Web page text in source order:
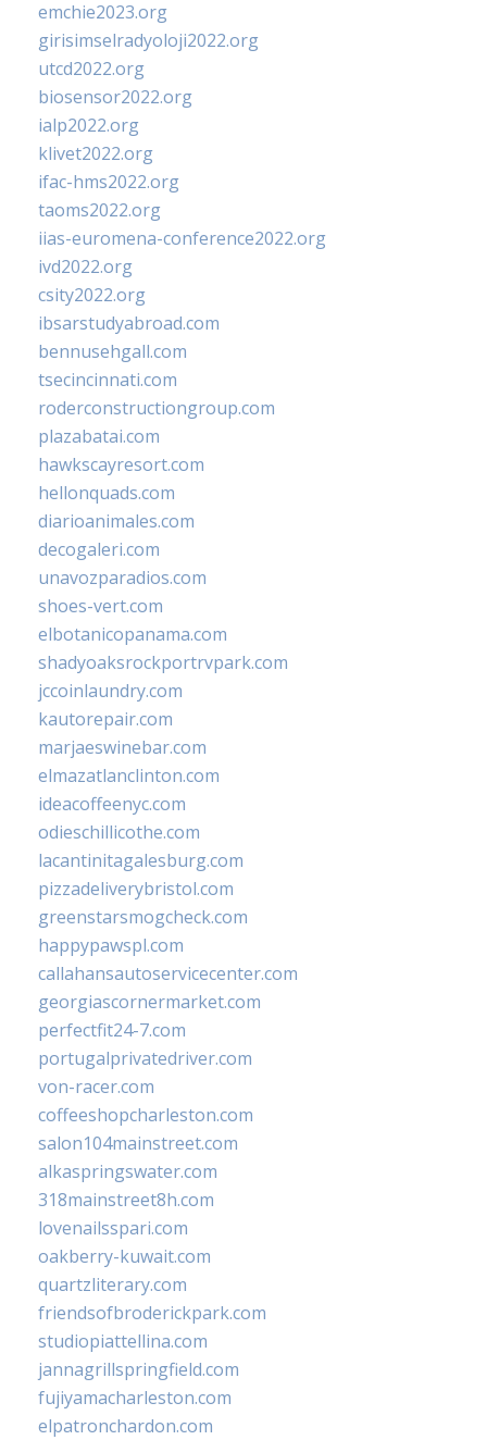
emchie2023.org
girisimselradyoloji2022.org
utcd2022.org
biosensor2022.org
ialp2022.org
klivet2022.org
ifac-hms2022.org
taoms2022.org
iias-euromena-conference2022.org
ivd2022.org
csity2022.org
ibsarstudyabroad.com
bennusehgall.com
tsecincinnati.com
roderconstructiongroup.com
plazabatai.com
hawkscayresort.com
hellonquads.com
diarioanimales.com
decogaleri.com
unavozparadios.com
shoes-vert.com
elbotanicopanama.com
shadyoaksrockportrvpark.com
jccoinlaundry.com
kautorepair.com
marjaeswinebar.com
elmazatlanclinton.com
ideacoffeenyc.com
odieschillicothe.com
lacantinitagalesburg.com
pizzadeliverybristol.com
greenstarsmogcheck.com
happypawspl.com
callahansautoservicecenter.com
georgiascornermarket.com
perfectfit24-7.com
portugalprivatedriver.com
von-racer.com
coffeeshopcharleston.com
salon104mainstreet.com
alkaspringswater.com
318mainstreet8h.com
lovenailsspari.com
oakberry-kuwait.com
quartzliterary.com
friendsofbroderickpark.com
studiopiattellina.com
jannagrillspringfield.com
fujiyamacharleston.com
elpatronchardon.com